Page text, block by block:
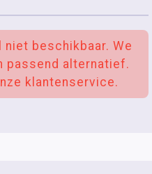
beschikbaar. We
passend alternatief.
klantenservice.